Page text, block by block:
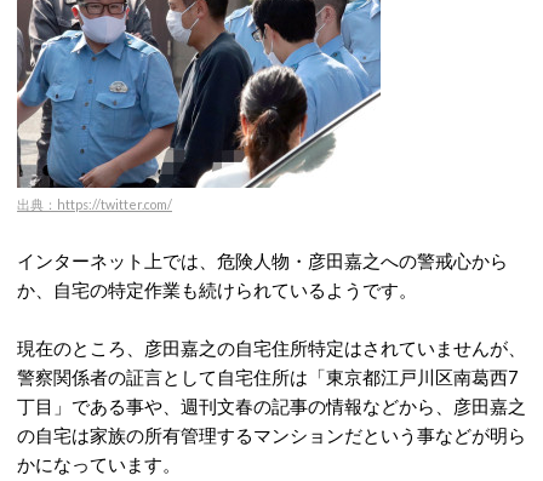
出典：https://twitter.com/
インターネット上では、危険人物・彦田嘉之への警戒心から
か、自宅の特定作業も続けられているようです。
現在のところ、彦田嘉之の自宅住所特定はされていませんが、
警察関係者の証言として自宅住所は「東京都江戸川区南葛西7
丁目」である事や、週刊文春の記事の情報などから、彦田嘉之
の自宅は家族の所有管理するマンションだという事などが明ら
かになっています。